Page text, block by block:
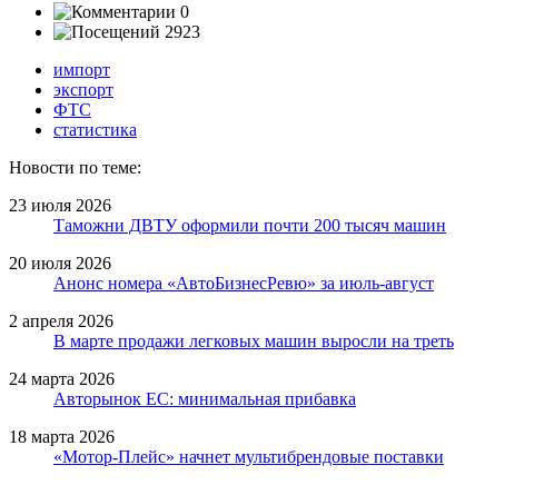
0
2923
импорт
экспорт
ФТС
статистика
Новости по теме:
23 июля 2026
Таможни ДВТУ оформили почти 200 тысяч машин
20 июля 2026
Анонс номера «АвтоБизнесРевю» за июль-август
2 апреля 2026
В марте продажи легковых машин выросли на треть
24 марта 2026
Авторынок ЕС: минимальная прибавка
18 марта 2026
«Мотор-Плейс» начнет мультибрендовые поставки